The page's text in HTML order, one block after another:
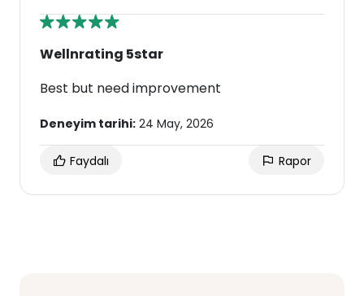
Wellnrating 5star
Best but need improvement
Deneyim tarihi: 24 May, 2026
Faydalı Rapor